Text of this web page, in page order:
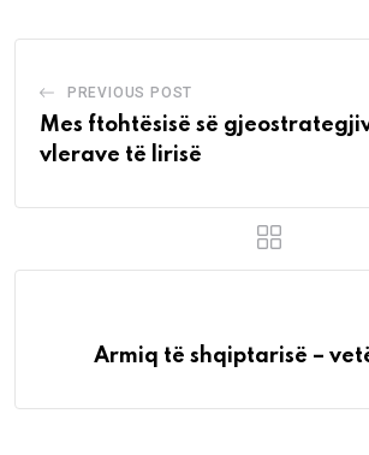
PREVIOUS POST
Mes ftohtësisë së
vlerave të lirisë
Armiq të shqiptarisë –